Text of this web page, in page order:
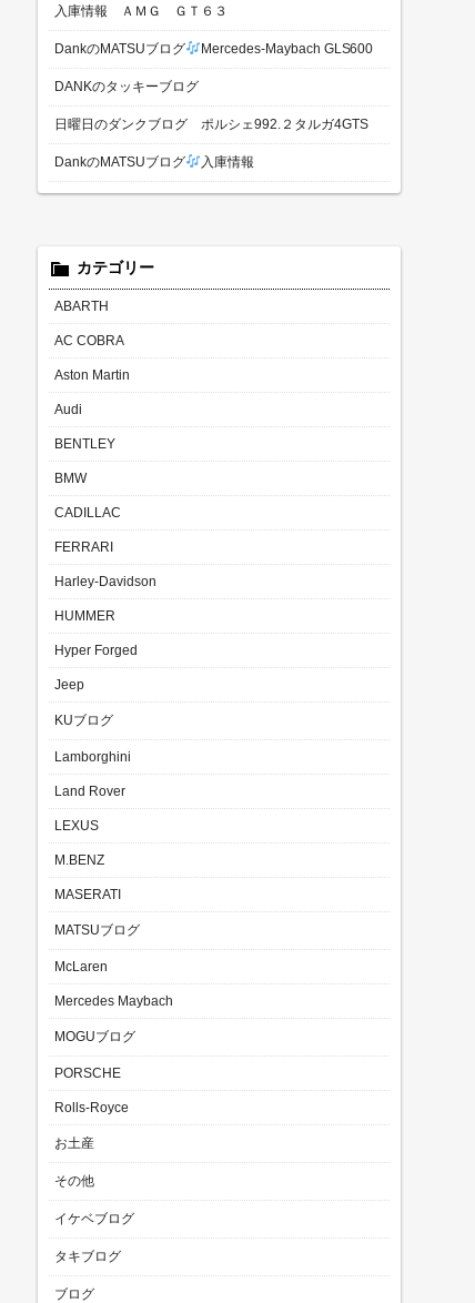
入庫情報 ＡＭＧ ＧＴ６３
DankのMATSUブログ Mercedes-Maybach GLS600
DANKのタッキーブログ
日曜日のダンクブログ ポルシェ992.２タルガ4GTS
DankのMATSUブログ 入庫情報
カテゴリー
ABARTH
AC COBRA
Aston Martin
Audi
BENTLEY
BMW
CADILLAC
FERRARI
Harley-Davidson
HUMMER
Hyper Forged
Jeep
KUブログ
Lamborghini
Land Rover
LEXUS
M.BENZ
MASERATI
MATSUブログ
McLaren
Mercedes Maybach
MOGUブログ
PORSCHE
Rolls-Royce
お土産
その他
イケベブログ
タキブログ
ブログ